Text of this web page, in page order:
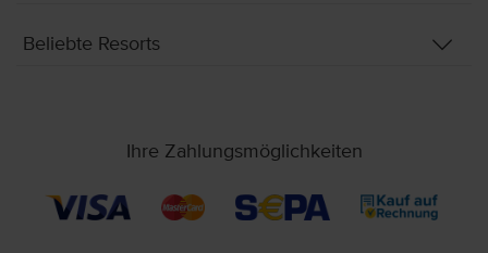
Beliebte Resorts
Ihre Zahlungsmöglichkeiten